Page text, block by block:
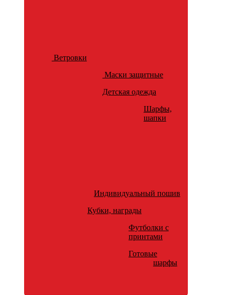
Ветровки
Маски защитные
Детская одежда
Шарфы,
шапки
Индивидуальный пошив
Кубки, награды
Футболки с
принтами
Готовые
шарфы